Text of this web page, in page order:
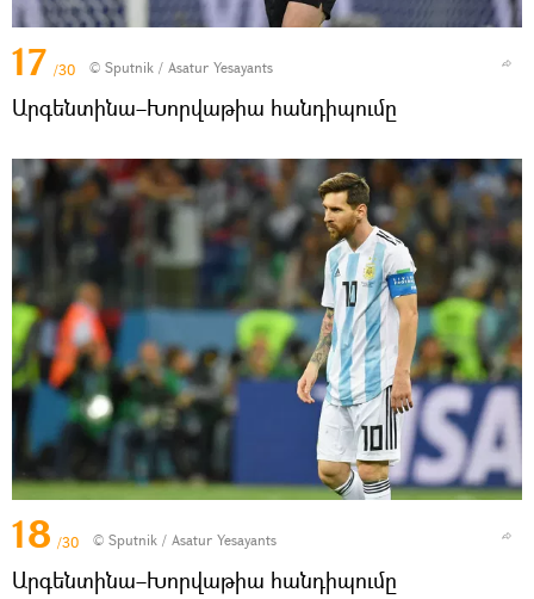
17 /30 © Sputnik / Asatur Yesayants
Արգենտինա–Խորվաթիա հանդիպումը
18 /30 © Sputnik / Asatur Yesayants
Արգենտինա–Խորվաթիա հանդիպումը